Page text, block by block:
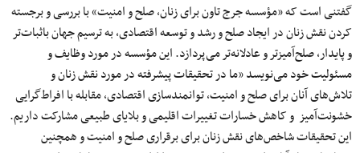
گفتنی است که «مؤسسه جرج تاون برای زنان، صلح و امنیت» با بررسی و برجسته
کردن نقش زنان در ایجاد صلح و رشد و توسعه اقتصادی، به ترسیم جهان باثبات‌تر
و پایدار، صلح‌آمیزتر و عادلانه‌تر می‌پردازد. این مؤسسه در مورد وظایف و
مسئولیت خود می‌نویسد «ما در تحقیقات پیشرفته در مورد نقش زنان و
تلاش‌های آنان برای صلح و امنیت، توانمندسازی اقتصادی، مقابله با افراط‌گرایی
خشونت‌آمیز و کاهش خسارات تغییرات اقلیمی و بلایای طبیعی مشارکت داریم.
این تحقیقات شاخص‌های نقش زنان برای برقراری صلح و امنیت و همچنین